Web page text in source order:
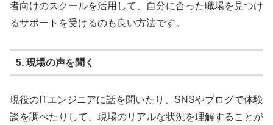
者向けのスクールを活用して、自分に合った職場を見つけ
るサポートを受けるのも良い方法です。
5. 現場の声を聞く
現役のITエンジニアに話を聞いたり、SNSやブログで体験
談を調べたりして、現場のリアルな状況を理解することが